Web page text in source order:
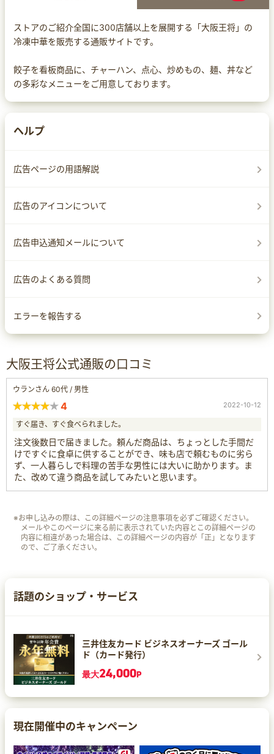
ストアのご紹介全国に300店舗以上を展開する「大阪王将」の
冷凍中華を販売する通販サイトです。
餃子を看板商品に、チャーハン、点心、炒めもの、麺、丼など
の多彩なメニューをご用意しております。
ヘルプ
広告ページの用語解説
広告のアイコンについて
広告申込通知メールについて
広告のよくある質問
エラーを報告する
大阪王将公式通販の口コミ
ウランさん 60代 / 男性
4 2022-10-12
すぐ届き、すぐ食べられました。
注文後数日で届きました。頼んだ商品は、ちょっとした手間だ
けですぐに食卓に供することができ、味も店で頼むものに劣ら
ず、一人暮らしで料理の苦手な男性には大いに助かります。ま
た、改めて違う商品を試してみたいと思います。
※お申し込みの際は、この詳細ページの注意事項を必ずご確認ください。
メールやこのページに来る前に表示されていた内容とこの詳細ページの
内容に相違があった場合は、この詳細ページの内容が「正」となります
ので、ご了承ください。
話題のショップ・サービス
三井住友カード ビジネスオーナーズ ゴール
ド（カード発行）
最大24,000P
現在開催中のキャンペーン